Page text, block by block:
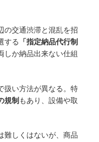
の交通渋滞と混乱を招
する
「指定納品代行制
しか納品出来ない仕組
扱い方法が異なる。特
規制 もあり、設備や取
難しくはないが、商品